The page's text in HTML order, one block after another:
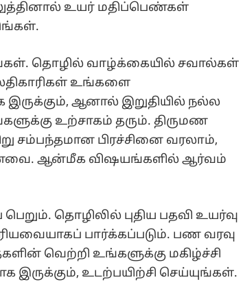
உயர் மதிப்பெண்கள்
தொழில் வாழ்க்கையில் சவால்கள்
உங்களை
ஆனால் இறுதியில் நல்ல
உற்சாகம் தரும். திருமண
சம்பந்தமான பிரச்சினை வரலாம்,
ஆன்மீக விஷயங்களில் ஆர்வம்
தொழிலில் புதிய பதவி உயர்வு
பார்க்கப்படும். பண வரவு
வெற்றி உங்களுக்கு மகிழ்ச்சி
இருக்கும், உடற்பயிற்சி செய்யுங்கள்.